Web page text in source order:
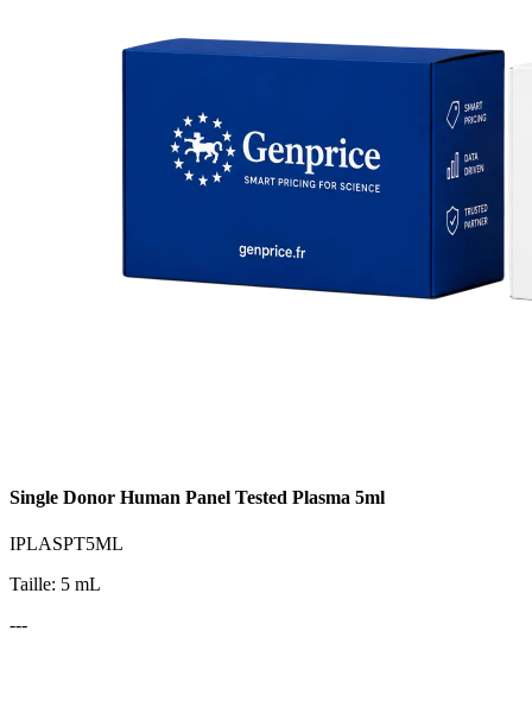
Single Donor Human Panel Tested Plasma 5ml
IPLASPT5ML
Taille: 5 mL
---